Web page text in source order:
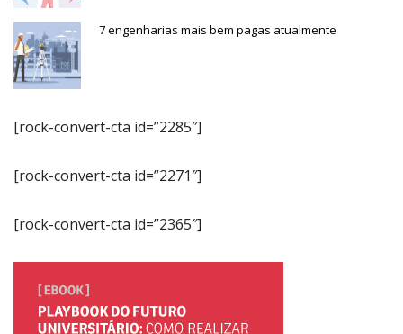
7 engenharias mais bem pagas atualmente
[rock-convert-cta id=”2285″]
[rock-convert-cta id=”2271″]
[rock-convert-cta id=”2365″]